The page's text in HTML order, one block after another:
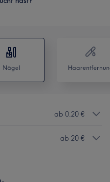
Nägel
ab 0,20 €
ab 20 €